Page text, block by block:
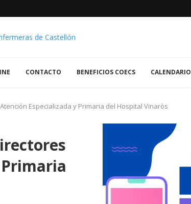
CONTACTO BENEFICIOS COECS CALENDARIO
Especializada y Primaria del Hospital Vinaròs